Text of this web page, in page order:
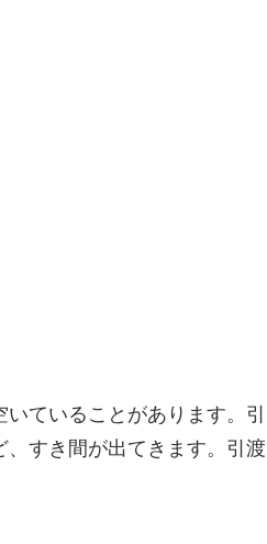
ていることがあります。引
すき間が出てきます。引渡